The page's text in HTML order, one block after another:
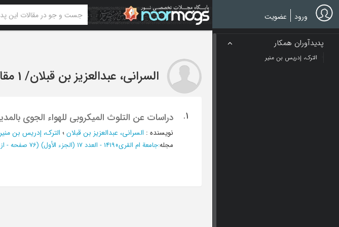
Skip
to
main
ورود عضویت
پدیدآوران همکار
الترک، إدریس بن منیر
السرانی، عبدالعزیز بن قبلان/ 1 مقاله
1. دراسات عن التلوث المیکروبی للهواء الجوی
نویسنده : السرانی، عبدالعزیز بن قبلان؛ الترک، إدریس بن منیر
مجله:جامعة ام القری»1419 - العدد 17 (الجزء الأول) (‎76 صفحه - از 389 تا 464